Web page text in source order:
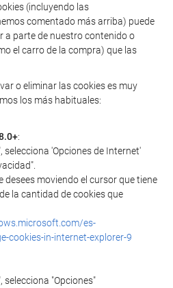
(incluyendo las
comentado más arriba) puede
a parte de nuestro contenido o
el carro de la compra) que las
o eliminar las cookies es muy
los más habituales:
:
selecciona 'Opciones de Internet'
desees moviendo el cursor que tiene
la cantidad de cookies que
es-
cookies-in-internet-explorer-9
selecciona "Opciones"